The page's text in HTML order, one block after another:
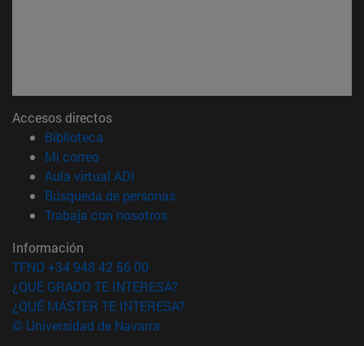
Accesos directos
Biblioteca
Mi correo(abre en nueva ventana)
Aula virtual ADI
Búsqueda de personas(abre en nueva ventana)
Trabaja con nosotros(abre en nueva ventana)
Información
TFNO +34 948 42 56 00
¿QUÉ GRADO TE INTERESA?
¿QUÉ MÁSTER TE INTERESA?
© Universidad de Navarra